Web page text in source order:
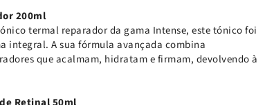
200ml
termal reparador da gama Intense, este tónico foi
integral. A sua fórmula avançada combina
que acalmam, hidratam e firmam, devolvendo à